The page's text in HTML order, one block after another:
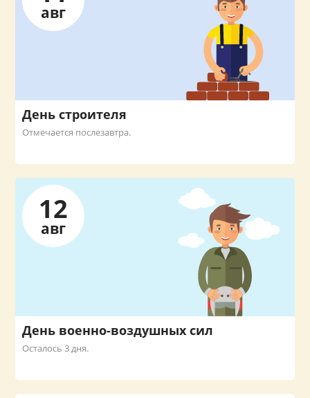
авг
День строителя
Отмечается послезавтра.
12
авг
День военно-воздушных сил
Осталось 3 дня.